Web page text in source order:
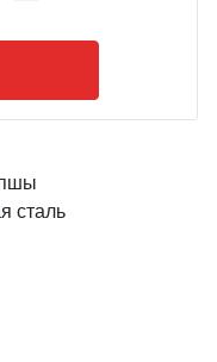
сталь